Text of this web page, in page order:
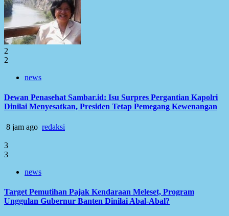
2
2
news
Dewan Penasehat Sambar.id: Isu Surpres Pergantian Kapolri
Dinilai Menyesatkan, Presiden Tetap Pemegang Kewenangan
8 jam ago redaksi
3
3
news
Target Pemutihan Pajak Kendaraan Meleset, Program
Unggulan Gubernur Banten Dinilai Abal-Abal?